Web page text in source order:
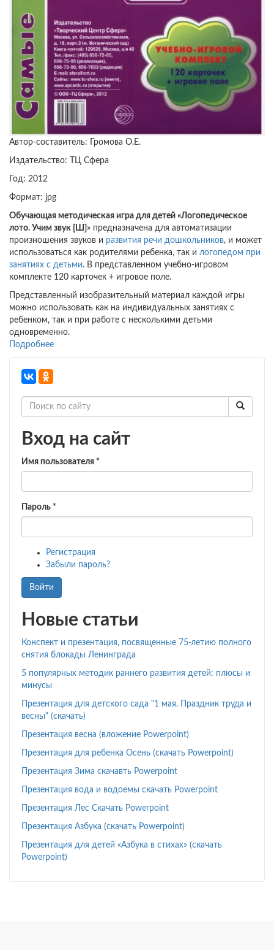
Автор-составитель: Громова О.Е.
Издательство: ТЦ Сфера
Год: 2012
Формат: jpg
Обучающая методическая игра для детей «Логопедическое
лото. Учим звук [Ш] » предназначена для автоматизации
произношения звуков и развития речи дошкольников, и может
использоваться как родителями ребенка, так и логопедом при
занятиях с детьми. В представленном учебно-игровом
комплекте 120 карточек + игровое поле.
Представленный изобразительный материал каждой игры
можно использовать как на индивидуальных занятиях с
ребенком, так и при работе с несколькими детьми
одновременно.
Подробнее
Логопедическое
[Ш].
Учебно-
комплект.
Вход на сайт
Имя пользователя *
Пароль *
Регистрация
Забыли пароль?
Войти
Новые статьи
Конспект и презентация, посвященные 75-летию полного
снятия блокады Ленинграда
5 популярных методик раннего развития детей: плюсы и
минусы
Презентация для детского сада "1 мая. Праздник труда и
весны" (скачать)
Презентация весна (вложение Powerpoint)
Презентация для ребенка Осень (скачать Powerpoint)
Презентация Зима скачавть Powerpoint
Презентация вода и водоемы скачать Powerpoint
Презентация Лес Скачать Powerpoint
Презентация Азбука (скачать Powerpoint)
Презентация для детей «Азбука в стихах» (скачать
Powerpoint)